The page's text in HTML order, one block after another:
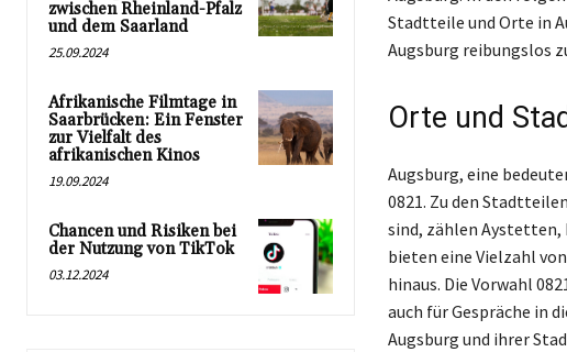
zwischen Rheinland-Pfalz
und dem Saarland
25.09.2024
Afrikanische Filmtage in
Saarbrücken: Ein Fenster
zur Vielfalt des
afrikanischen Kinos
19.09.2024
Chancen und Risiken bei
der Nutzung von TikTok
03.12.2024
Stadtteile und Orte in
Augsburg reibungslos
Orte und
Augsburg, eine
0821. Zu den
sind, zählen Aystetten,
bieten eine Vielzahl
hinaus. Die Vorwahl
auch für Gespräche in
Augsburg und ihrer